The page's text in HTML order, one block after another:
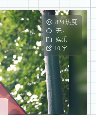
824 热度
无~
娱乐
10 字